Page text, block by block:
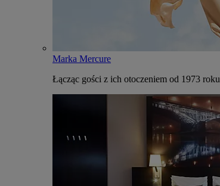
Marka Mercure
Łącząc gości z ich otoczeniem od 1973 roku